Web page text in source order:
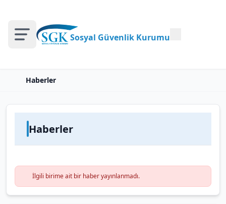
Sosyal Güvenlik Kurumu
Haberler
Haberler
İlgili birime ait bir haber yayınlanmadı.